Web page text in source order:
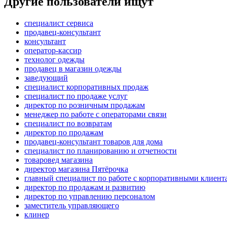
специалист сервиса
продавец-консультант
консультант
оператор-кассир
технолог одежды
продавец в магазин одежды
заведующий
специалист корпоративных продаж
специалист по продаже услуг
директор по розничным продажам
менеджер по работе с операторами связи
специалист по возвратам
директор по продажам
продавец-консультант товаров для дома
специалист по планированию и отчетности
товаровед магазина
директор магазина Пятёрочка
главный специалист по работе с корпоративными
директор по продажам и развитию
директор по управлению персоналом
заместитель управляющего
клинер